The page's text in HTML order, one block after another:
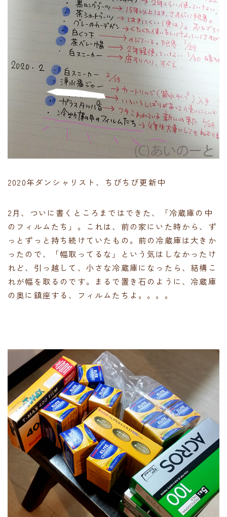
2020年ダンシャリスト、ちびちび更新中
2月、ついに書くところまではできた、「冷蔵庫の中
のフィルムたち」。これは、前の家にいた時から、ず
っとずっと持ち続けていたもの。前の冷蔵庫は大きか
ったので、「幅取ってるな」という気はしなかったけ
れど、引っ越して、小さな冷蔵庫になったら、結構こ
れが幅を取るのです。まるで置き石のように、冷蔵庫
の奥に鎮座する、フィルムたちよ。。。。